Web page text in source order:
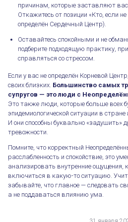
Жизнь с Неопределённым Корневым
причинам, которые заставляют вас
Откажитесь от позиции «Кто, если не
определён Сердечный Центр).
Оставайтесь спокойными и не
подберите подходящую практику,
справляться со стрессом.
Если у вас не определён Корневой
своих близких. Большинство самых
супругов — это люди с
Это также люди, которые больше всех
эпидемиологической ситуации в стране
И они способны буквально «задушить»
тревожности.
Помните, что корректный
расслабленность и спокойствие, это
анализировать внутренние ощущения,
включиться в какую-то ситуацию.
забывайте, что главное — следовать
а не поддаваться влиянию ума.